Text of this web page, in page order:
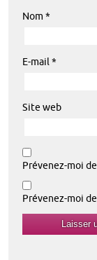
Nom *
E-mail *
Site web
Prévenez-moi
Prévenez-moi